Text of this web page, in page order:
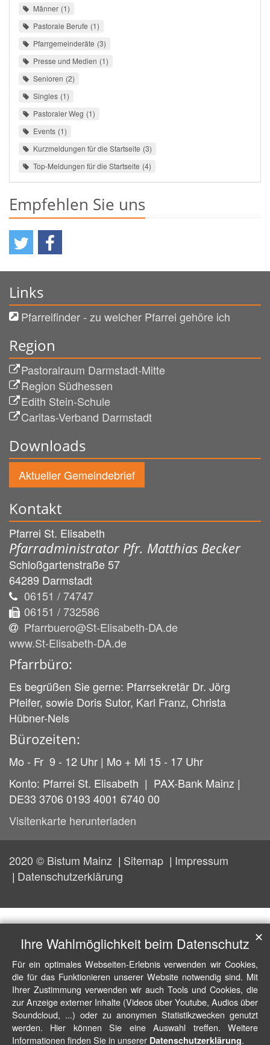
Männer 1
Pastorale Berufe 1
Pfarrgemeinderäte 3
Presse und Medien 1
Senioren 2
Singles 1
Pastoraler Weg 1
Events 1
Kurzmeldungen für die Startseite 3
Top-Meldungen für die Startseite 4
Empfehlen Sie uns
Links
Pfarreifinder - zu welcher Pfarrei gehöre ich
Region
Pastoralraum Darmstadt-Mitte
Region Südhessen
Edith Stein-Schule
Caritas-Verband Darmstadt
Downloads
Aktueller Gemeindebrief
Kontakt
Pfarrei St. Elisabeth
Pfarradministrator Pfr. Matthias Becker
Schloßgartenstraße 57
64289 Darmstadt
06151 / 74747
06151 / 732586
Pfarrbuero@St-Elisabeth-DA.de
www.St-Elisabeth-DA.de
Pfarrbüro:
Es begrüßen Sie gerne: Pfarrsekretär Dr. Jörg
Pfeifer, sowie Doris Sutor, Karl Franz, Christa
Hübner-Nels
Bürozeiten:
Mo - Fr 9 - 12 Uhr | Mo + Mi 15 - 17 Uhr
Konto: Pfarrei St. Elisabeth | PAX-Bank Mainz |
DE33 3706 0193 4001 6740 00
Visitenkarte herunterladen
2020 © Bistum Mainz Sitemap
Impressum
Datenschutzerklärung
Ihre Wahlmöglichkeit beim Datenschutz
Für ein optimales Webseiten-Erlebnis verwenden wir Cookies,
die für das Funktionieren unserer Website notwendig sind. Mit
Ihrer Zustimmung verwenden wir auch Tools und Cookies, die
zur Anzeige externer Inhalte (Videos über Youtube, Audios über
Soundcloud, ...) oder zu anonymen Statistikzwecken genutzt
werden. Hier können Sie eine Auswahl treffen. Weitere
Informationen finden Sie in unserer Datenschutzerklärung.
✕